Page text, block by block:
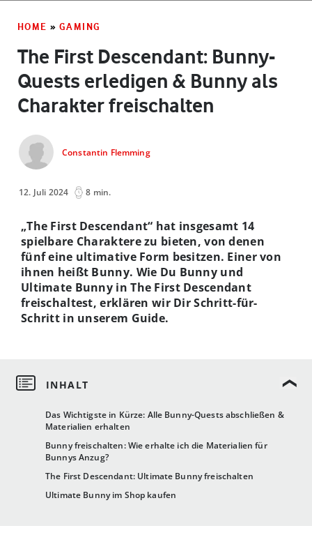
HOME » GAMING
The First Descendant: Bunny-
Quests erledigen & Bunny als
Charakter freischalten
Constantin Flemming
12. Juli 2024 8 min.
Das Wichtigste in Kürze: Alle Bunny-Quests abschließen &
Materialien erhalten
Bunny freischalten: Wie erhalte ich die Materialien für
Bunnys Anzug?
The First Descendant: Ultimate Bunny freischalten
Ultimate Bunny im Shop kaufen
„The First Descendant“ hat insgesamt 14
spielbare Charaktere zu bieten, von denen
fünf eine ultimative Form besitzen. Einer von
ihnen heißt Bunny. Wie Du Bunny und
Ultimate Bunny in The First Descendant
freischaltest, erklären wir Dir Schritt-für-
Schritt in unserem Guide.